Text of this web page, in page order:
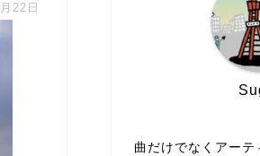
22日
曲だけでなくアーテ